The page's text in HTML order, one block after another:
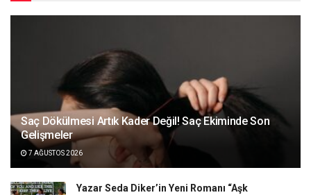
Saç Dökülmesi Artık Kader Değil! Saç Ekiminde Son
Gelişmeler
7 AĞUSTOS 2026
Yazar Seda Diker’in Yeni Romanı “Aşk